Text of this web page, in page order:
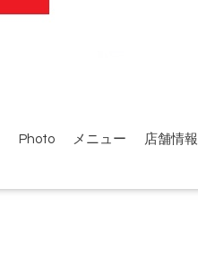
Photo メニュー
店舗情報